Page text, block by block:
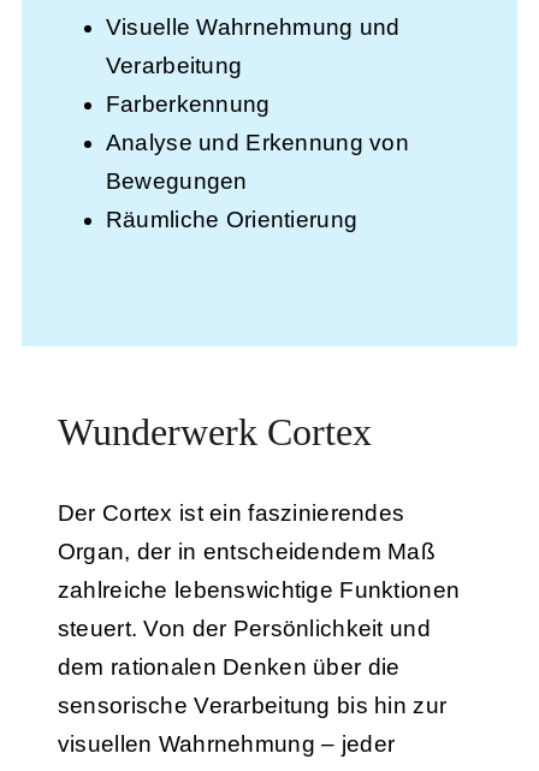
Visuelle Wahrnehmung und
Verarbeitung
Farberkennung
Analyse und Erkennung von
Bewegungen
Räumliche Orientierung
Wunderwerk Cortex
Der Cortex ist ein faszinierendes
Organ, der in entscheidendem Maß
zahlreiche lebenswichtige Funktionen
steuert. Von der Persönlichkeit und
dem rationalen Denken über die
sensorische Verarbeitung bis hin zur
visuellen Wahrnehmung – jeder